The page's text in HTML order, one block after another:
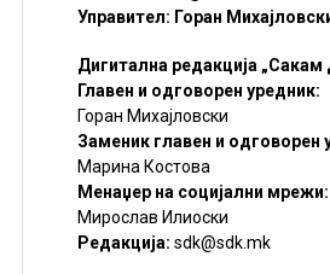
Управител: Горан
Дигитална редакција
Главен и одговорен уредник:
Горан Михајловски
Заменик главен и одговорен
Марина Костова
Менаџер на социјални мрежи:
Мирослав Илиоски
Редакцијa: sdk@sdk.mk